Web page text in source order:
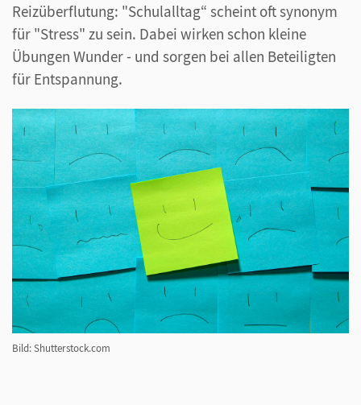
Reizüberflutung: "Schulalltag“ scheint oft synonym
für "Stress" zu sein. Dabei wirken schon kleine
Übungen Wunder - und sorgen bei allen Beteiligten
für Entspannung.
Bild: Shutterstock.com